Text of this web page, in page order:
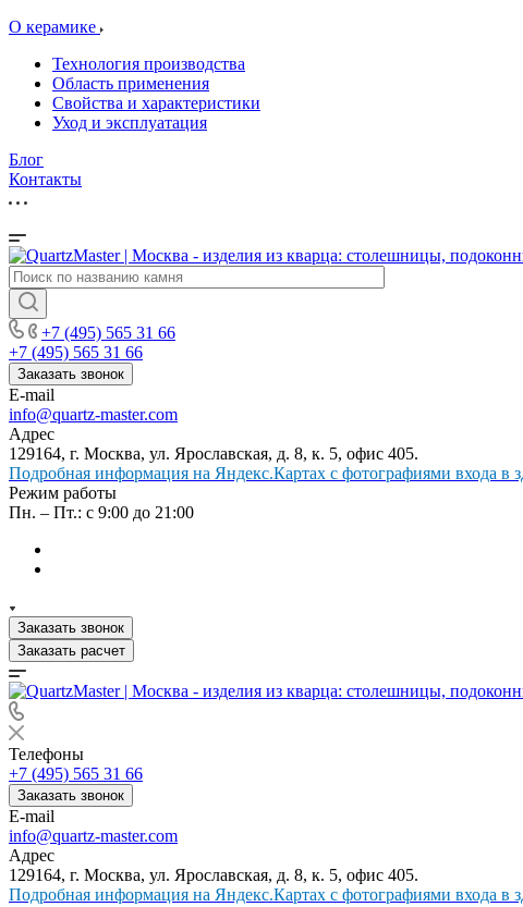
О керамике
Технология производства
Область применения
Свойства и характеристики
Уход и эксплуатация
Блог
Контакты
+7 (495) 565 31 66
+7 (495) 565 31 66
Заказать звонок
E-mail
info@quartz-master.com
Адрес
129164, г. Москва, ул. Ярославская, д. 8, к. 5, офис 405.
Подробная информация на Яндекс.Картах с фотографиями входа в
Режим работы
Пн. – Пт.: с 9:00 до 21:00
Заказать звонок
Заказать расчет
Телефоны
+7 (495) 565 31 66
Заказать звонок
E-mail
info@quartz-master.com
Адрес
129164, г. Москва, ул. Ярославская, д. 8, к. 5, офис 405.
Подробная информация на Яндекс.Картах с фотографиями входа в